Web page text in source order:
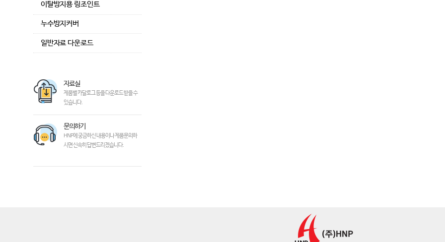
이탈방지용 링조인트
누수방지커버
일반자료 다운로드
자료실
제품별 카달로그 등을 다운로드 받을 수
있습니다.
문의하기
HNP에 궁금하신 내용이나 제품문의하
시면 신속히 답변드리겠습니다.